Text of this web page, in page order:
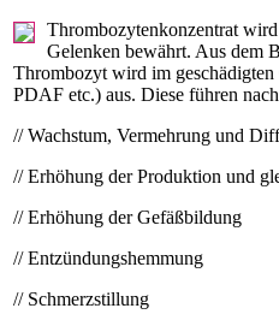
Thrombozytenkonzentrat
Gelenken bewährt. Aus dem
Thrombozyt wird im
PDAF etc.) aus. Diese führen
// Wachstum, Vermehrung und
// Erhöhung der Produktion und
// Erhöhung der Gefäßbildung
// Entzündungshemmung
// Schmerzstillung